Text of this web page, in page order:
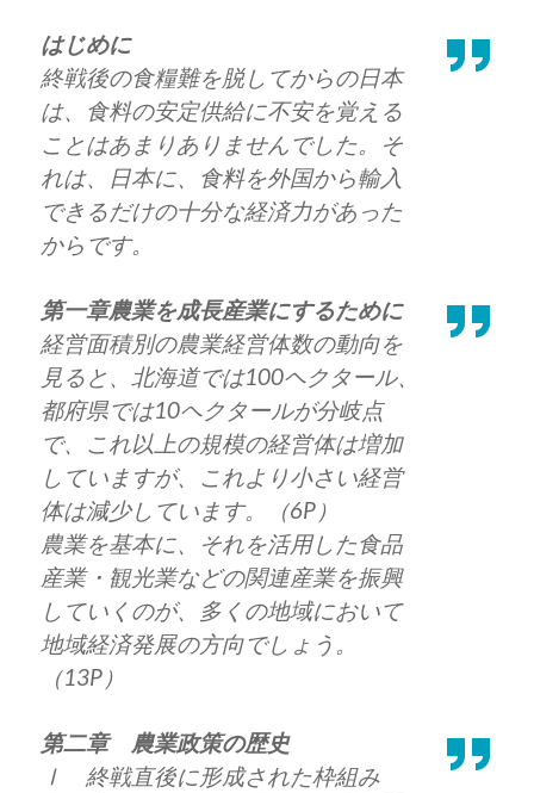
はじめに
終戦後の食糧難を脱してからの日本
は、食料の安定供給に不安を覚える
ことはあまりありませんでした。そ
れは、日本に、食料を外国から輸入
できるだけの十分な経済力があった
からです。
第一章農業を成長産業にするために
経営面積別の農業経営体数の動向を
見ると、北海道では100ヘクタール、
都府県では10ヘクタールが分岐点
で、これ以上の規模の経営体は増加
していますが、これより小さい経営
体は減少しています。（6P）
農業を基本に、それを活用した食品
産業・観光業などの関連産業を振興
していくのが、多くの地域において
地域経済発展の方向でしょう。
（13P）
第二章 農業政策の歴史
Ⅰ 終戦直後に形成された枠組み